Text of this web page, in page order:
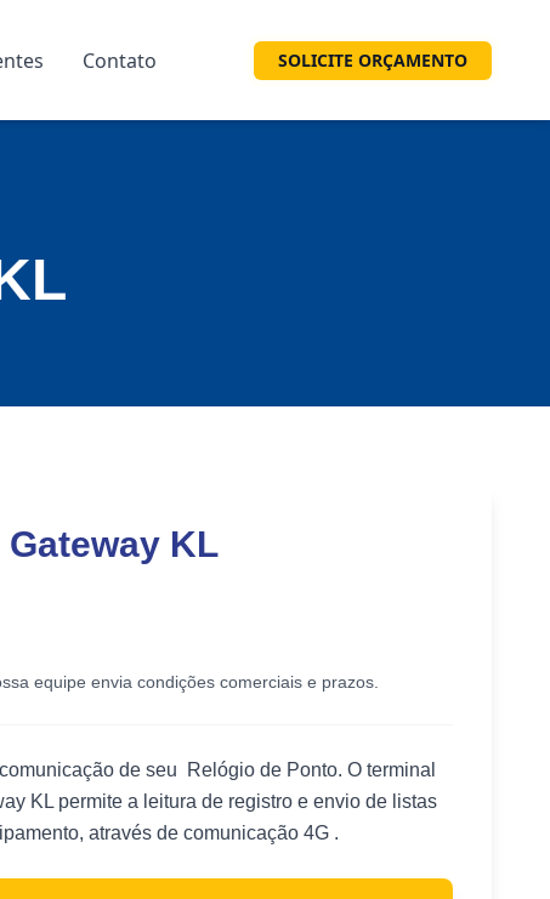
Contato SOLICITE ORÇAMENTO
KL
equipe envia condições comerciais e prazos.
de seu Relógio de Ponto. O terminal
KL permite a leitura de registro e envio de listas
através de comunicação 4G .